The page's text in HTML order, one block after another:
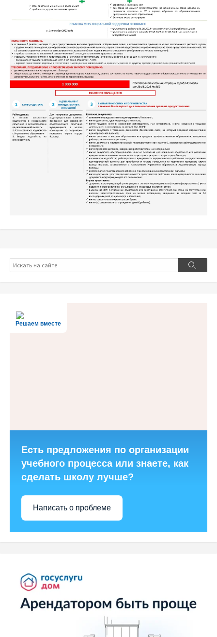
Поиск
Поиск
Решаем вместе
Есть предложения по организации
учебного процесса или знаете, как
сделать школу лучше?
Написать о проблеме